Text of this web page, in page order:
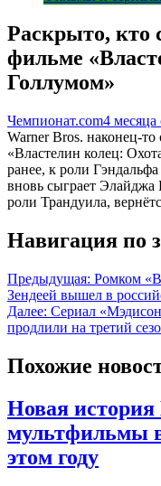
Раскрыто, кто
фильме
Голлумом»
Чемпионат.com4 месяца
Warner Bros. наконец-то
«Властелин колец:
ранее, к роли
вновь сыграет
роли Трандуила,
Навигация по
Предыдущая: Ромком
Зендеей вышел в
Далее: Сериал
продлили на третий
Похожие
Новая
мультфильмы
этом году